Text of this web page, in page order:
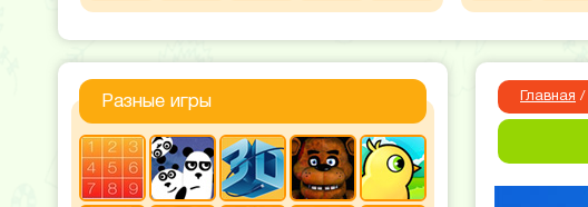
Разные игры Главная /